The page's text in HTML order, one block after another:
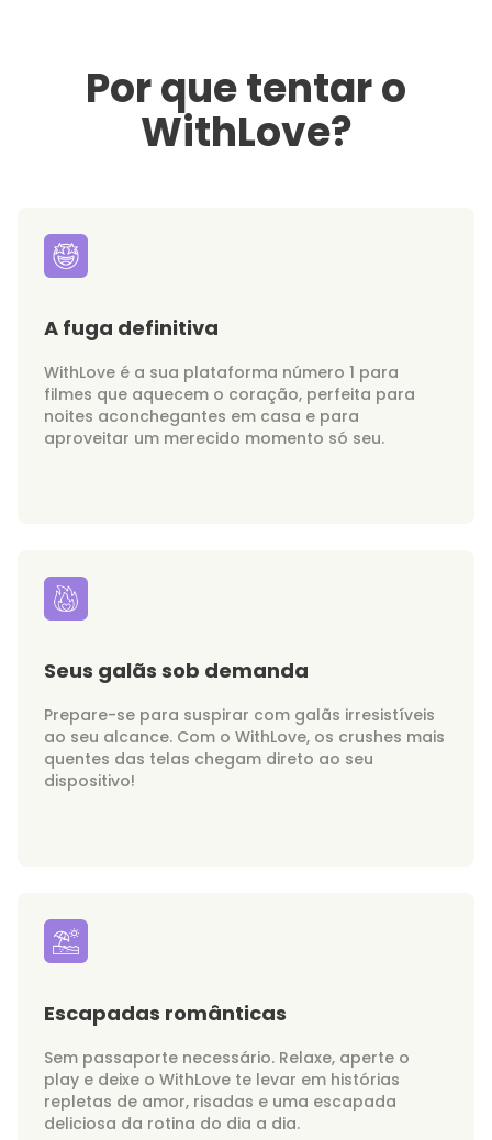
Por que tentar o
WithLove?
A fuga definitiva
WithLove é a sua plataforma número 1 para
filmes que aquecem o coração, perfeita para
noites aconchegantes em casa e para
aproveitar um merecido momento só seu.
Seus galãs sob demanda
Prepare-se para suspirar com galãs irresistíveis
ao seu alcance. Com o WithLove, os crushes mais
quentes das telas chegam direto ao seu
dispositivo!
Escapadas românticas
Sem passaporte necessário. Relaxe, aperte o
play e deixe o WithLove te levar em histórias
repletas de amor, risadas e uma escapada
deliciosa da rotina do dia a dia.